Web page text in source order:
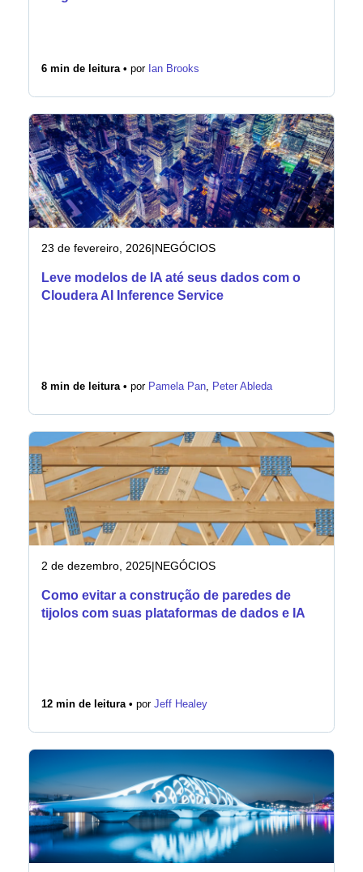
6 min de leitura • por Ian Brooks
23 de fevereiro, 2026|NEGÓCIOS
Leve modelos de IA até seus dados com o
Cloudera AI Inference Service
8 min de leitura • por Pamela Pan, Peter Ableda
2 de dezembro, 2025|NEGÓCIOS
Como evitar a construção de paredes de
tijolos com suas plataformas de dados e IA
12 min de leitura • por Jeff Healey